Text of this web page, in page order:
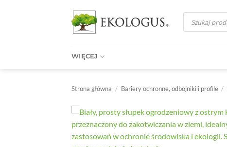
Wyszukiwarka
produktów
WIĘCEJ
Strona główna / Bariery ochronne, odbojniki i profile /